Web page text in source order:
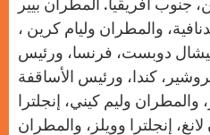
جنوب أفريقيا. المطران بيير
والمطران وليام كرين ،
ميشال دوبست، فرنسا، ورئيس
كندا، ورئيس الأساقفة
والمطران وليم كيني، إنجلترا
إنجلترا وويلز، والمطران